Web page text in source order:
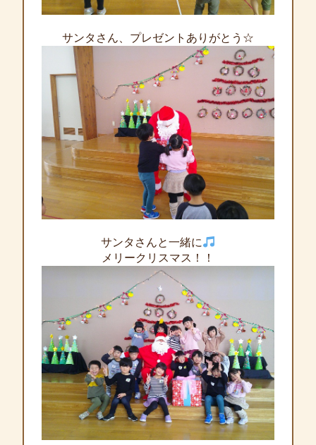
サンタさん、プレゼントありがとう☆
サンタさんと一緒に
メリークリスマス！！